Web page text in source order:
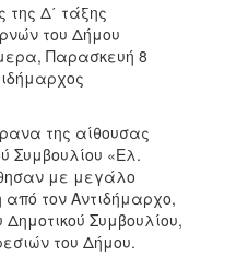
της Δ΄ τάξης
του Δήμου
Παρασκευή 8
της αίθουσας
Συμβουλίου «Ελ.
με μεγάλο
τον Αντιδήμαρχο,
Συμβουλίου,
του Δήμου.